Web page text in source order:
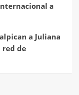
a
a Juliana
red de